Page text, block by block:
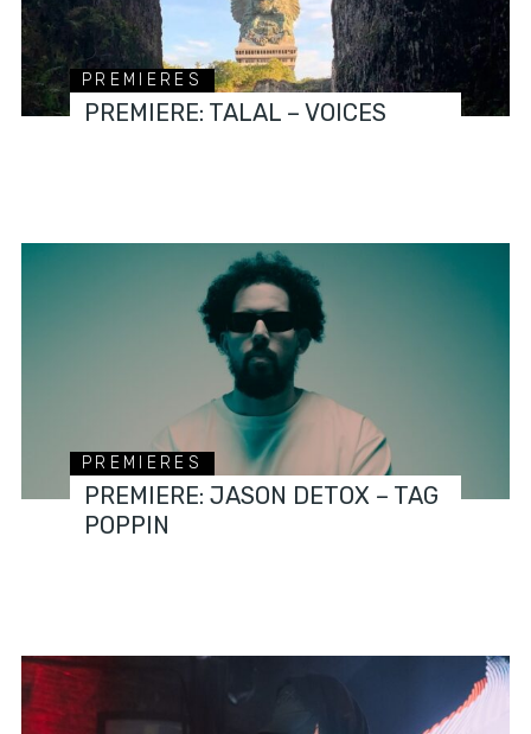
PREMIERES
PREMIERE: TALAL – VOICES
PREMIERES
PREMIERE: JASON DETOX – TAG
POPPIN